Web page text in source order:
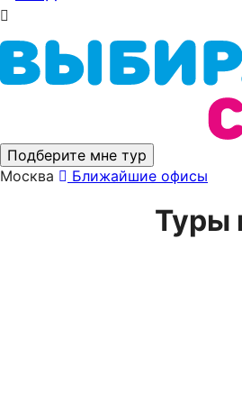
Подберите мне тур
Москва
Ближайшие офисы
Туры